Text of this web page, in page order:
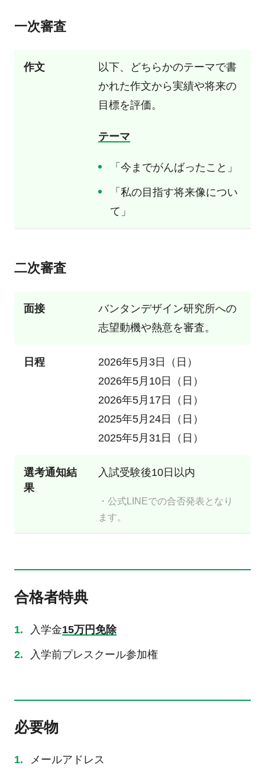
一次審査
作文
以下、どちらかのテーマで書
かれた作文から実績や将来の
目標を評価。
テーマ
「今までがんばったこと」
「私の目指す将来像につい
て」
二次審査
面接
バンタンデザイン研究所への
志望動機や熱意を審査。
日程
2026年5月3日（日）
2026年5月10日（日）
2026年5月17日（日）
2025年5月24日（日）
2025年5月31日（日）
選考通知結
果
入試受験後10日以内
・公式LINEでの合否発表となり
ます。
合格者特典
入学金15万円免除
入学前プレスクール参加権
必要物
メールアドレス